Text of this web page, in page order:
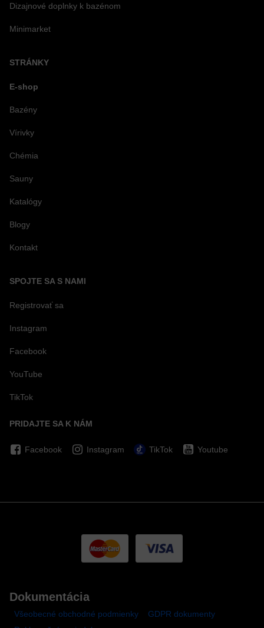
Dizajnové doplnky k bazénom
Minimarket
STRÁNKY
E-shop
Bazény
Vírivky
Chémia
Sauny
Katalógy
Blogy
Kontakt
SPOJTE SA S NAMI
Registrovať sa
Instagram
Facebook
YouTube
TikTok
PRIDAJTE SA K NÁM
Facebook Instagram TikTok Youtube
Dokumentácia
Všeobecné obchodné podmienky
GDPR dokumenty